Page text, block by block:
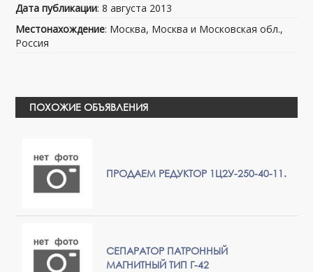
Дата публикации: 8 августа 2013
Местонахождение: Москва, Москва и Московская обл.,
Россия
ПОХОЖИЕ ОБЪЯВЛЕНИЯ
ПРОДАЕМ РЕДУКТОР 1Ц2У-250-40-11.
СЕПАРАТОР ПАТРОННЫЙ
МАГНИТНЫЙ ТИП Г-42